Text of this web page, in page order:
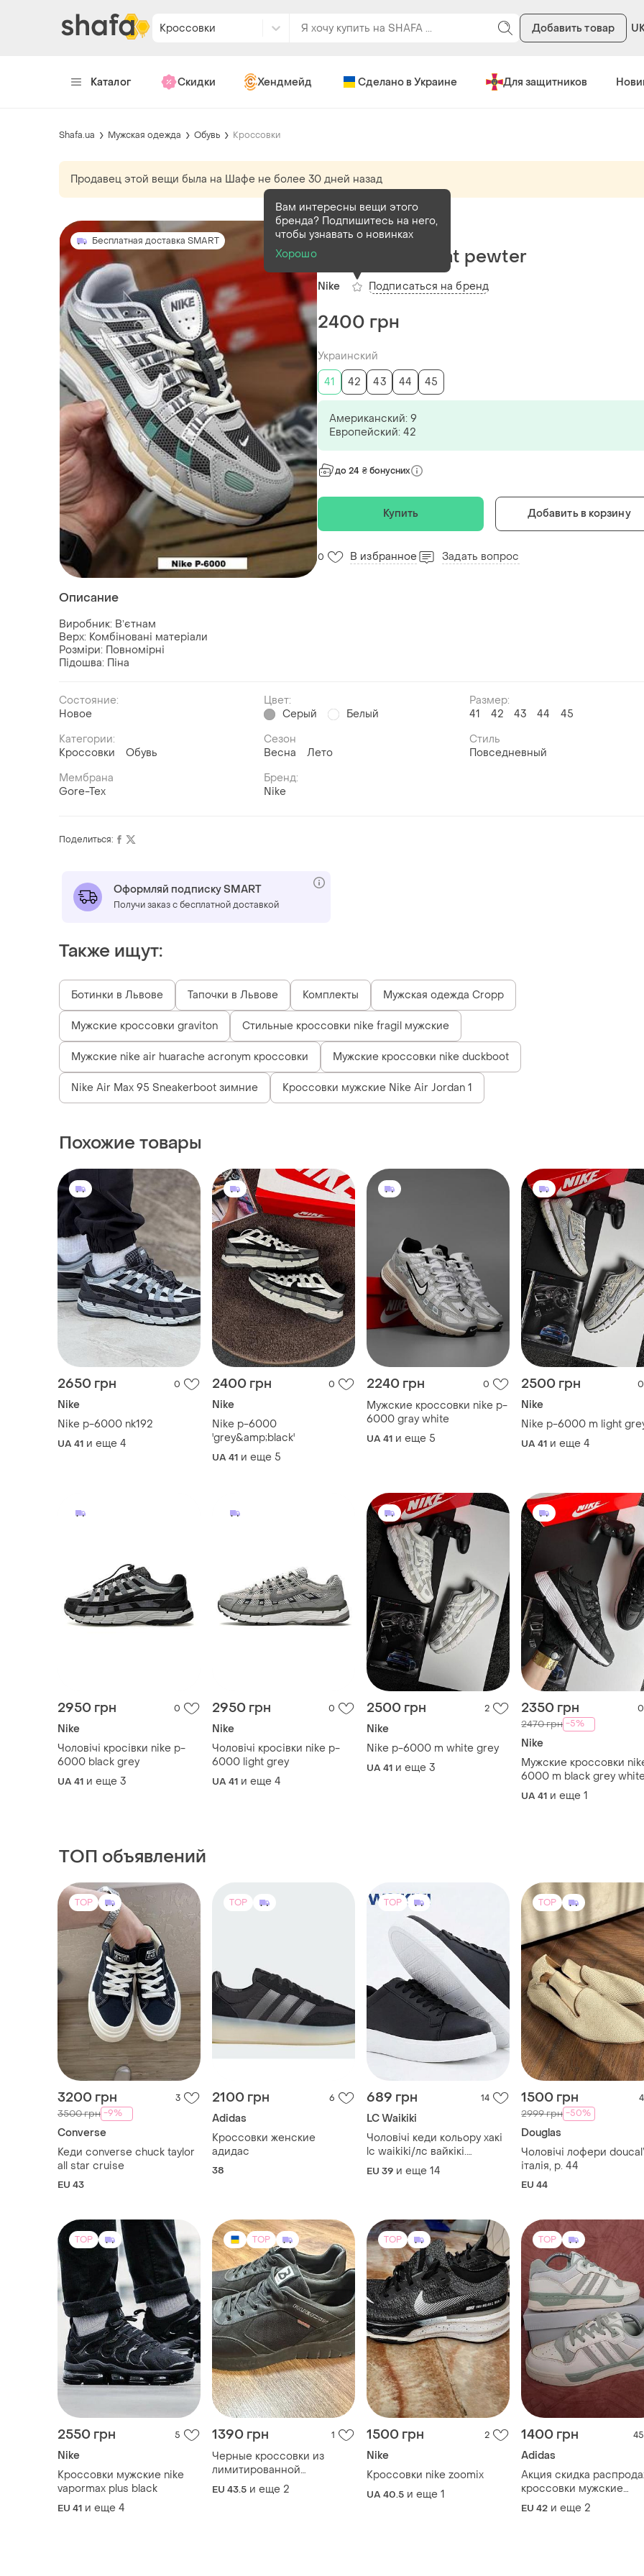
Кроссовки Добавить товар
Каталог Скидки Хендмейд Сделано в Украине Для защитников
Shafa.ua Мужская одежда Обувь Кроссовки
Продавец этой вещи была на Шафе не более 30 дней назад
Бесплатная доставка SMART
В наличии10 шт
Nike p-6000 flat pewter
Nike
Вам интересны вещи этого
бренда? Подпишитесь на него,
чтобы узнавать о новинках
Хорошо
Подписаться на бренд
2400 грн
Украинский
41
42 43 44 45
Американский: 9
Европейский: 42
до 24 ₴ бонусних
Купить Добавить в корзину
0 В избранное Задать вопрос
Описание
Виробник: Вʼєтнам
Верх: Комбіновані матеріали
Розміри: Повномірні
Підошва: Піна
Состояние:
Новое
Цвет:
Серый
Белый
Размер:
41
42 43 44
45
Категории:
Кроссовки
Обувь
Сезон
Весна
Лето
Стиль
Повседневный
Мембрана
Gore-Tex
Бренд:
Nike
Поделиться:
Оформляй подписку SMART
Получи заказ с бесплатной доставкой
Также ищут:
Ботинки в Львове Тапочки в Львове Комплекты Мужская одежда Cropp
Мужские кроссовки graviton Стильные кроссовки nike fragil мужские
Мужские nike air huarache acronym кроссовки Мужские кроссовки nike duckboot
Nike Air Max 95 Sneakerboot зимние Кроссовки мужские Nike Air Jordan 1
Похожие товары
2650 грн 0
Nike
Nike p-6000 nk192
UA 41 и еще 4
2400 грн 0
Nike
Nike p-6000
'grey&amp;black'
UA 41 и еще 5
2240 грн 0
Мужские кроссовки nike p-
6000 gray white
UA 41 и еще 5
2500 грн 0
Nike
Nike p-6000 m light
UA 41 и еще 4
2950 грн 0
Nike
Чоловічі кросівки nike p-
6000 black grey
UA 41 и еще 3
2950 грн 0
Nike
Чоловічі кросівки nike p-
6000 light grey
UA 41 и еще 4
2500 грн 2
Nike
Nike p-6000 m white grey
UA 41 и еще 3
2350 грн 0
2470 грн -5%
Nike
Мужские кроссовки
6000 m black grey
UA 41 и еще 1
ТОП объявлений
TOP
3200 грн 3
3500 грн -9%
Converse
Кеди converse chuck taylor
all star cruise
EU 43
TOP
2100 грн 6
Adidas
Кроссовки женские
адидас
38
TOP
689 грн 14
LC Waikiki
Чоловічі кеди кольору хакі
lc waikiki/лс вайкікі.
фірмова туреччина
EU 39 и еще 14
TOP
1500 грн 4
2999 грн -50%
Douglas
Чоловічі лофери
італія, р. 44
EU 44
TOP
2550 грн 5
Nike
Кроссовки мужские nike
vapormax plus black
EU 41 и еще 4
TOP
1390 грн 1
Черные кроссовки из
лимитированной
коллекции. абсолютно
новые — использовались
EU 43.5 и еще 2
TOP
1500 грн 2
Nike
Кроссовки nike zoomix
UA 40.5 и еще 1
TOP
1400 грн 45
Adidas
Акция скидка
кроссовки мужские
кожаные adidas forum
EU 42 и еще 2